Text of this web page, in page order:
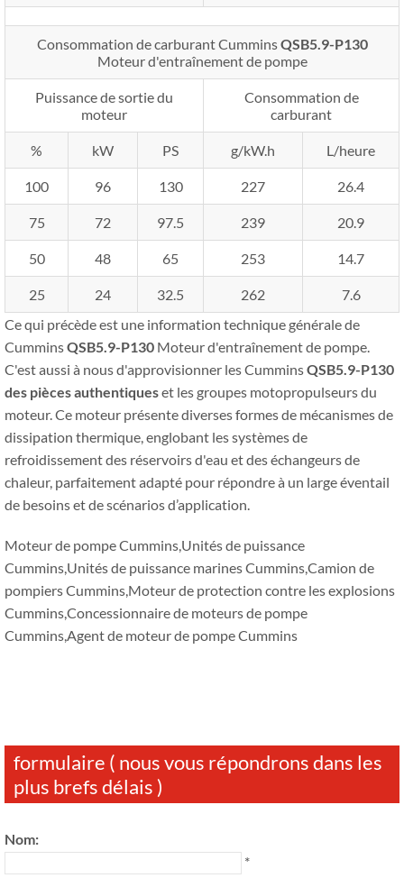
Consommation de carburant CumminsQSB5.9-P130
Moteur d'entraînement de pompe
Puissance de sortie du
moteur
Consommation de
carburant
% kW PS g/kW.h L/heure
100 96 130 227 26.4
75 72 97.5 239 20.9
50 48 65 253 14.7
25 24 32.5 262
7.6
Ce qui précède est une information technique générale de
CumminsQSB5.9-P130 Moteur d'entraînement de pompe.
C'est aussi à nous d'approvisionner les CumminsQSB5.9-P130
des pièces authentiqueset les groupes motopropulseurs du
moteur. Ce moteur présente diverses formes de mécanismes de
dissipation thermique, englobant les systèmes de
refroidissement des réservoirs d'eau et des échangeurs de
chaleur, parfaitement adapté pour répondre à un large éventail
de besoins et de scénarios d’application.
Moteur de pompe Cummins,Unités de puissance
Cummins,Unités de puissance marines Cummins,Camion de
pompiers Cummins,Moteur de protection contre les explosions
Cummins,Concessionnaire de moteurs de pompe
Cummins,Agent de moteur de pompe Cummins
formulaire ( nous vous répondrons dans les
plus brefs délais )
Nom:
*